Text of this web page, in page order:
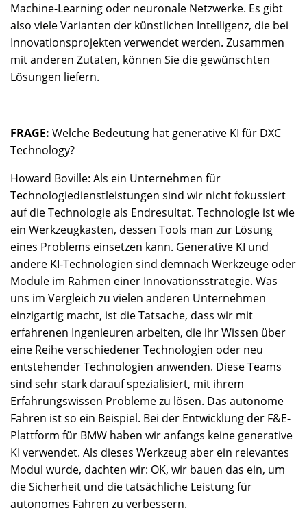
Machine-Learning oder neuronale Netzwerke. Es gibt
also viele Varianten der künstlichen Intelligenz, die bei
Innovationsprojekten verwendet werden. Zusammen
mit anderen Zutaten, können Sie die gewünschten
Lösungen liefern.
FRAGE: Welche Bedeutung hat generative KI für DXC
Technology?
Howard Boville: Als ein Unternehmen für
Technologiedienstleistungen sind wir nicht fokussiert
auf die Technologie als Endresultat. Technologie ist wie
ein Werkzeugkasten, dessen Tools man zur Lösung
eines Problems einsetzen kann. Generative KI und
andere KI-Technologien sind demnach Werkzeuge oder
Module im Rahmen einer Innovationsstrategie. Was
uns im Vergleich zu vielen anderen Unternehmen
einzigartig macht, ist die Tatsache, dass wir mit
erfahrenen Ingenieuren arbeiten, die ihr Wissen über
eine Reihe verschiedener Technologien oder neu
entstehender Technologien anwenden. Diese Teams
sind sehr stark darauf spezialisiert, mit ihrem
Erfahrungswissen Probleme zu lösen. Das autonome
Fahren ist so ein Beispiel. Bei der Entwicklung der F&E-
Plattform für BMW haben wir anfangs keine generative
KI verwendet. Als dieses Werkzeug aber ein relevantes
Modul wurde, dachten wir: OK, wir bauen das ein, um
die Sicherheit und die tatsächliche Leistung für
autonomes Fahren zu verbessern.